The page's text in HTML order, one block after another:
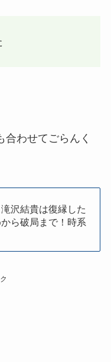
わせてごらんく
沢結貴は復縁した
ら破局まで！時系